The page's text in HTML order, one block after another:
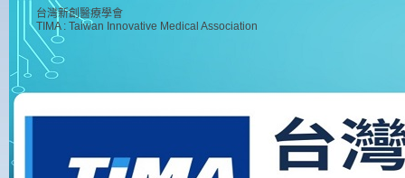
台灣新創醫療學會
TIMA : Taiwan Innovative Medical Association